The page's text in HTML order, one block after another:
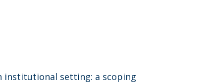
institutional setting: a scoping